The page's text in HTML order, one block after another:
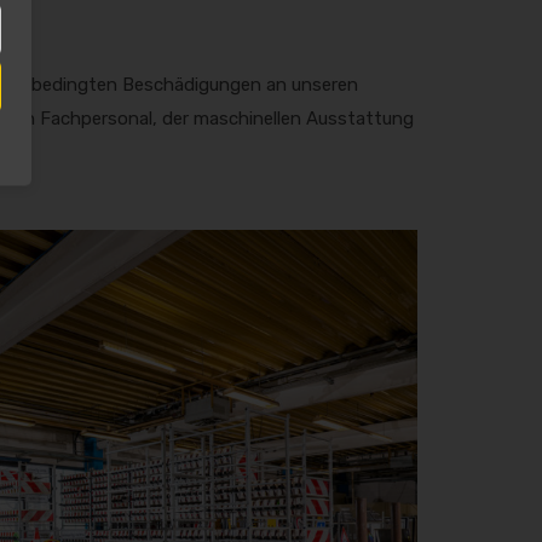
Beschädigungen an unseren
Fachpersonal, der maschinellen Ausstattung